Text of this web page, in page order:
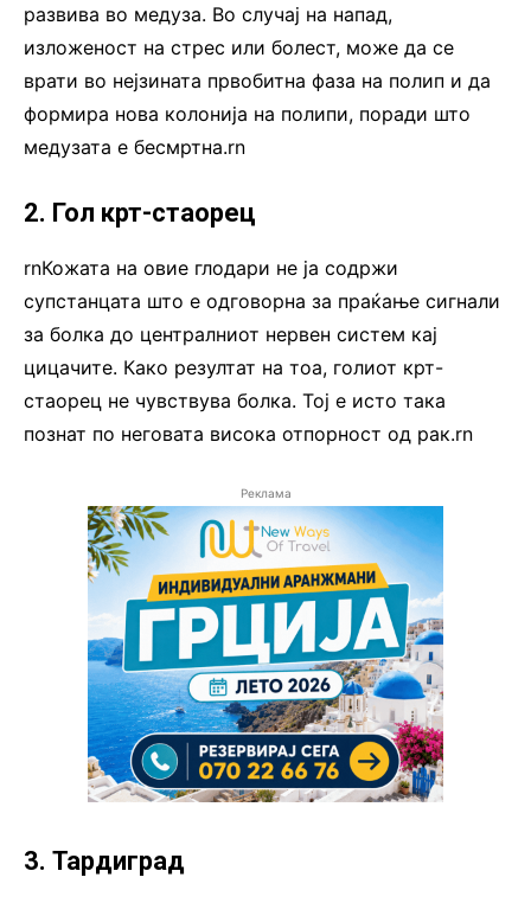
развива во медуза. Во случај на напад,
изложеност на стрес или болест, може да се
врати во нејзината првобитна фаза на полип и да
формира нова колонија на полипи, поради што
медузата е бесмртна.rn
2. Гол крт-стаорец
rnКожата на овие глодари не ја содржи
супстанцата што е одговорна за праќање сигнали
за болка до централниот нервен систем кај
цицачите. Како резултат на тоа, голиот крт-
стаорец не чувствува болка. Тој е исто така
познат по неговата висока отпорност од рак.rn
Реклама
3. Тардиград